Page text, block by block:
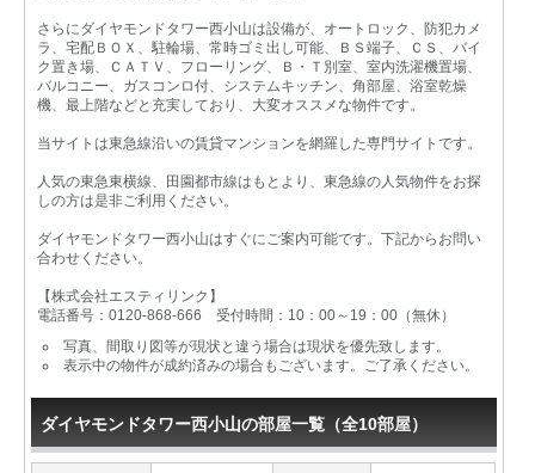
さらにダイヤモンドタワー西小山は設備が、オートロック、防犯カメ
ラ、宅配ＢＯＸ、駐輪場、常時ゴミ出し可能、ＢＳ端子、ＣＳ、バイ
ク置き場、ＣＡＴＶ、フローリング、Ｂ・Ｔ別室、室内洗濯機置場、
バルコニー、ガスコンロ付、システムキッチン、角部屋、浴室乾燥
機、最上階などと充実しており、大変オススメな物件です。
当サイトは東急線沿いの賃貸マンションを網羅した専門サイトです。
人気の東急東横線、田園都市線はもとより、東急線の人気物件をお探
しの方は是非ご利用ください。
ダイヤモンドタワー西小山はすぐにご案内可能です。下記からお問い
合わせください。
【株式会社エスティリンク】
電話番号：0120-868-666 受付時間：10：00～19：00（無休）
写真、間取り図等が現状と違う場合は現状を優先致します。
表示中の物件が成約済みの場合もございます。ご了承ください。
ダイヤモンドタワー西小山の部屋一覧（全10部屋）